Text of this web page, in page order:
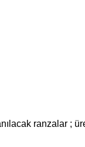
ranzalar ;